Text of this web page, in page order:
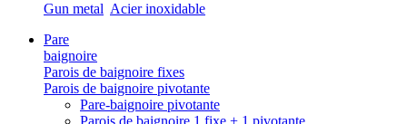
Gun metal Acier inoxidable
Pare
baignoire
Parois de baignoire fixes
Parois de baignoire pivotante
Pare-baignoire pivotante
Parois de baignoire 1 fixe + 1 pivotante